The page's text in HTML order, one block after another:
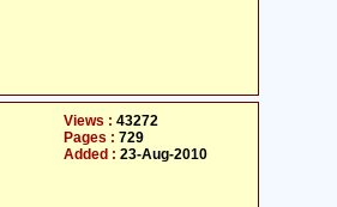
Views : 43272
Pages : 729
Added : 23-Aug-2010